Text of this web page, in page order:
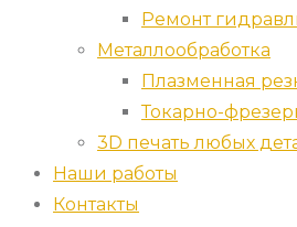
Ремонт
Металлообработка
Плазменная
Токарно-
3D печать любых
Наши работы
Контакты